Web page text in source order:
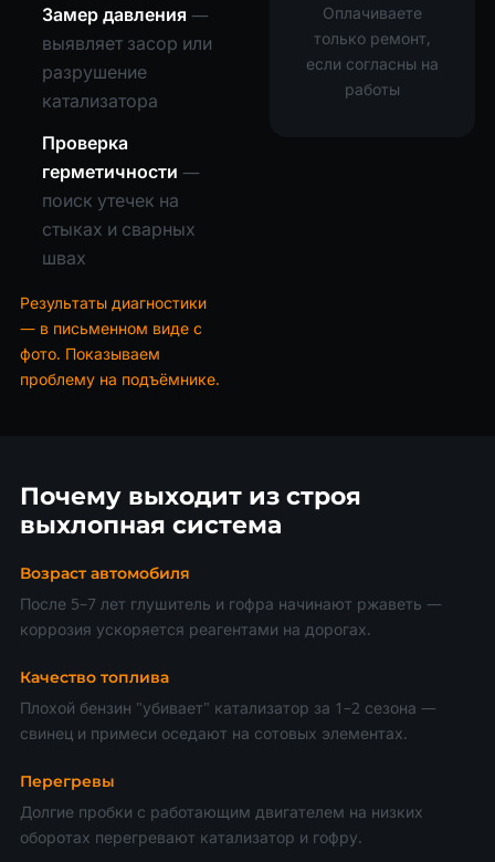
Замер давления —
выявляет засор или
разрушение
катализатора
Проверка
герметичности —
поиск утечек на
стыках и сварных
швах
Результаты диагностики
— в письменном виде с
фото. Показываем
проблему на подъёмнике.
Оплачиваете
только ремонт,
если согласны на
работы
Почему выходит из строя
выхлопная система
Возраст автомобиля
После 5–7 лет глушитель и гофра начинают ржаветь —
коррозия ускоряется реагентами на дорогах.
Качество топлива
Плохой бензин "убивает" катализатор за 1–2 сезона —
свинец и примеси оседают на сотовых элементах.
Перегревы
Долгие пробки с работающим двигателем на низких
оборотах перегревают катализатор и гофру.